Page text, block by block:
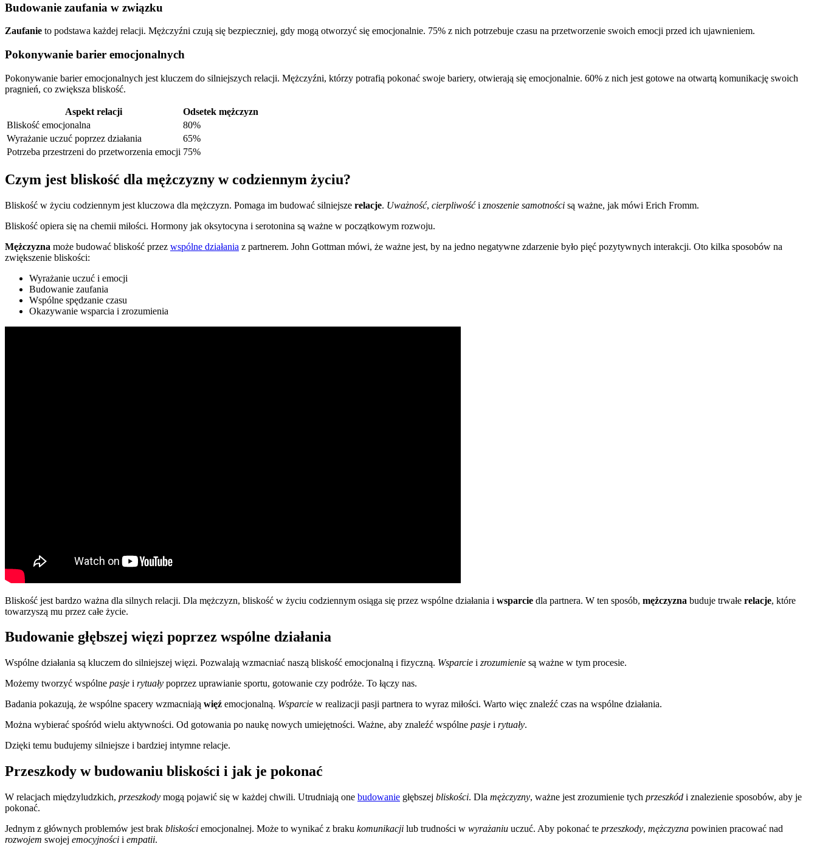
Budowanie zaufania w związku
Zaufanie to podstawa każdej relacji. Mężczyźni czują się bezpieczniej, gdy mogą otworzyć się emocjonalnie. 75% z nich potrzebuje czasu na przetworzenie swoich emocji przed ich ujawnieniem.
Pokonywanie barier emocjonalnych
Pokonywanie barier emocjonalnych jest kluczem do silniejszych relacji. Mężczyźni, którzy potrafią pokonać swoje bariery, otwierają się emocjonalnie. 60% z nich jest gotowe na otwartą komunikację swoich
pragnień, co zwiększa bliskość.
Aspekt relacji
Odsetek mężczyzn
Bliskość emocjonalna
80%
Wyrażanie uczuć poprzez działania
65%
Potrzeba przestrzeni do przetworzenia emocji 75%
Czym jest bliskość dla mężczyzny w codziennym życiu?
Bliskość w życiu codziennym jest kluczowa dla mężczyzn. Pomaga im budować silniejsze relacje. Uważność, cierpliwośći znoszenie samotności są ważne, jak mówi Erich Fromm.
Bliskość opiera się na chemii miłości. Hormony jak oksytocyna i serotonina są ważne w początkowym rozwoju.
Mężczyzna może budować bliskość przez wspólne działania z partnerem. John Gottman mówi, że ważne jest, by na jedno negatywne zdarzenie było pięć pozytywnych interakcji. Oto kilka sposobów na
zwiększenie bliskości:
Wyrażanie uczuć i emocji
Budowanie zaufania
Wspólne spędzanie czasu
Okazywanie wsparcia i zrozumienia
Bliskość jest bardzo ważna dla silnych relacji. Dla mężczyzn, bliskość w życiu codziennym osiąga się przez wspólne działania i wsparcie dla partnera. W ten sposób, mężczyzna buduje trwałe relacje, które
towarzyszą mu przez całe życie.
Budowanie głębszej więzi poprzez wspólne działania
Wspólne działania są kluczem do silniejszej więzi. Pozwalają wzmacniać naszą bliskość emocjonalną i fizyczną. Wsparcie i zrozumienie są ważne w tym procesie.
Możemy tworzyć wspólne pasje i rytuały poprzez uprawianie sportu, gotowanie czy podróże. To łączy nas.
Badania pokazują, że wspólne spacery wzmacniają więź emocjonalną. Wsparcie w realizacji pasji partnera to wyraz miłości. Warto więc znaleźć czas na wspólne działania.
Można wybierać spośród wielu aktywności. Od gotowania po naukę nowych umiejętności. Ważne, aby znaleźć wspólne pasje i rytuały.
Dzięki temu budujemy silniejsze i bardziej intymne relacje.
Przeszkody w budowaniu bliskości i jak je pokonać
W relacjach międzyludzkich, przeszkody mogą pojawić się w każdej chwili. Utrudniają one budowanie głębszej bliskości. Dla mężczyzny, ważne jest zrozumienie tych przeszkód i znalezienie sposobów, aby je
pokonać.
Jednym z głównych problemów jest brak bliskości emocjonalnej. Może to wynikać z braku komunikacji lub trudności w wyrażaniu uczuć. Aby pokonać te przeszkody, mężczyzna powinien pracować nad
rozwojem swojej emocyjności i empatii.